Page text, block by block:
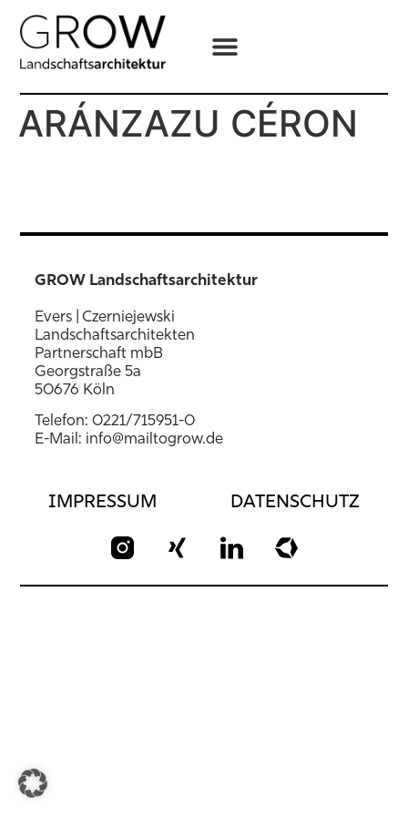
ARÁNZAZU CÉRON
GROW Landschaftsarchitektur
Evers | Czerniejewski
Landschaftsarchitekten
Partnerschaft mbB
Georgstraße 5a
50676 Köln
Telefon:0221/715951-0
E-Mail: info@mailtogrow.de
IMPRESSUM DATENSCHUTZ